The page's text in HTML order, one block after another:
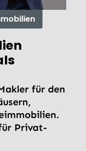
für den
Privat-